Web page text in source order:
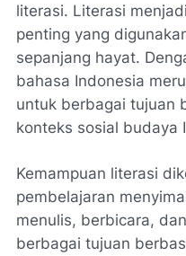
literasi. Literasi
penting yang
sepanjang hayat.
bahasa Indonesia
untuk berbagai tujuan
konteks sosial budaya
Kemampuan literasi
pembelajaran
menulis, berbicara,
berbagai tujuan